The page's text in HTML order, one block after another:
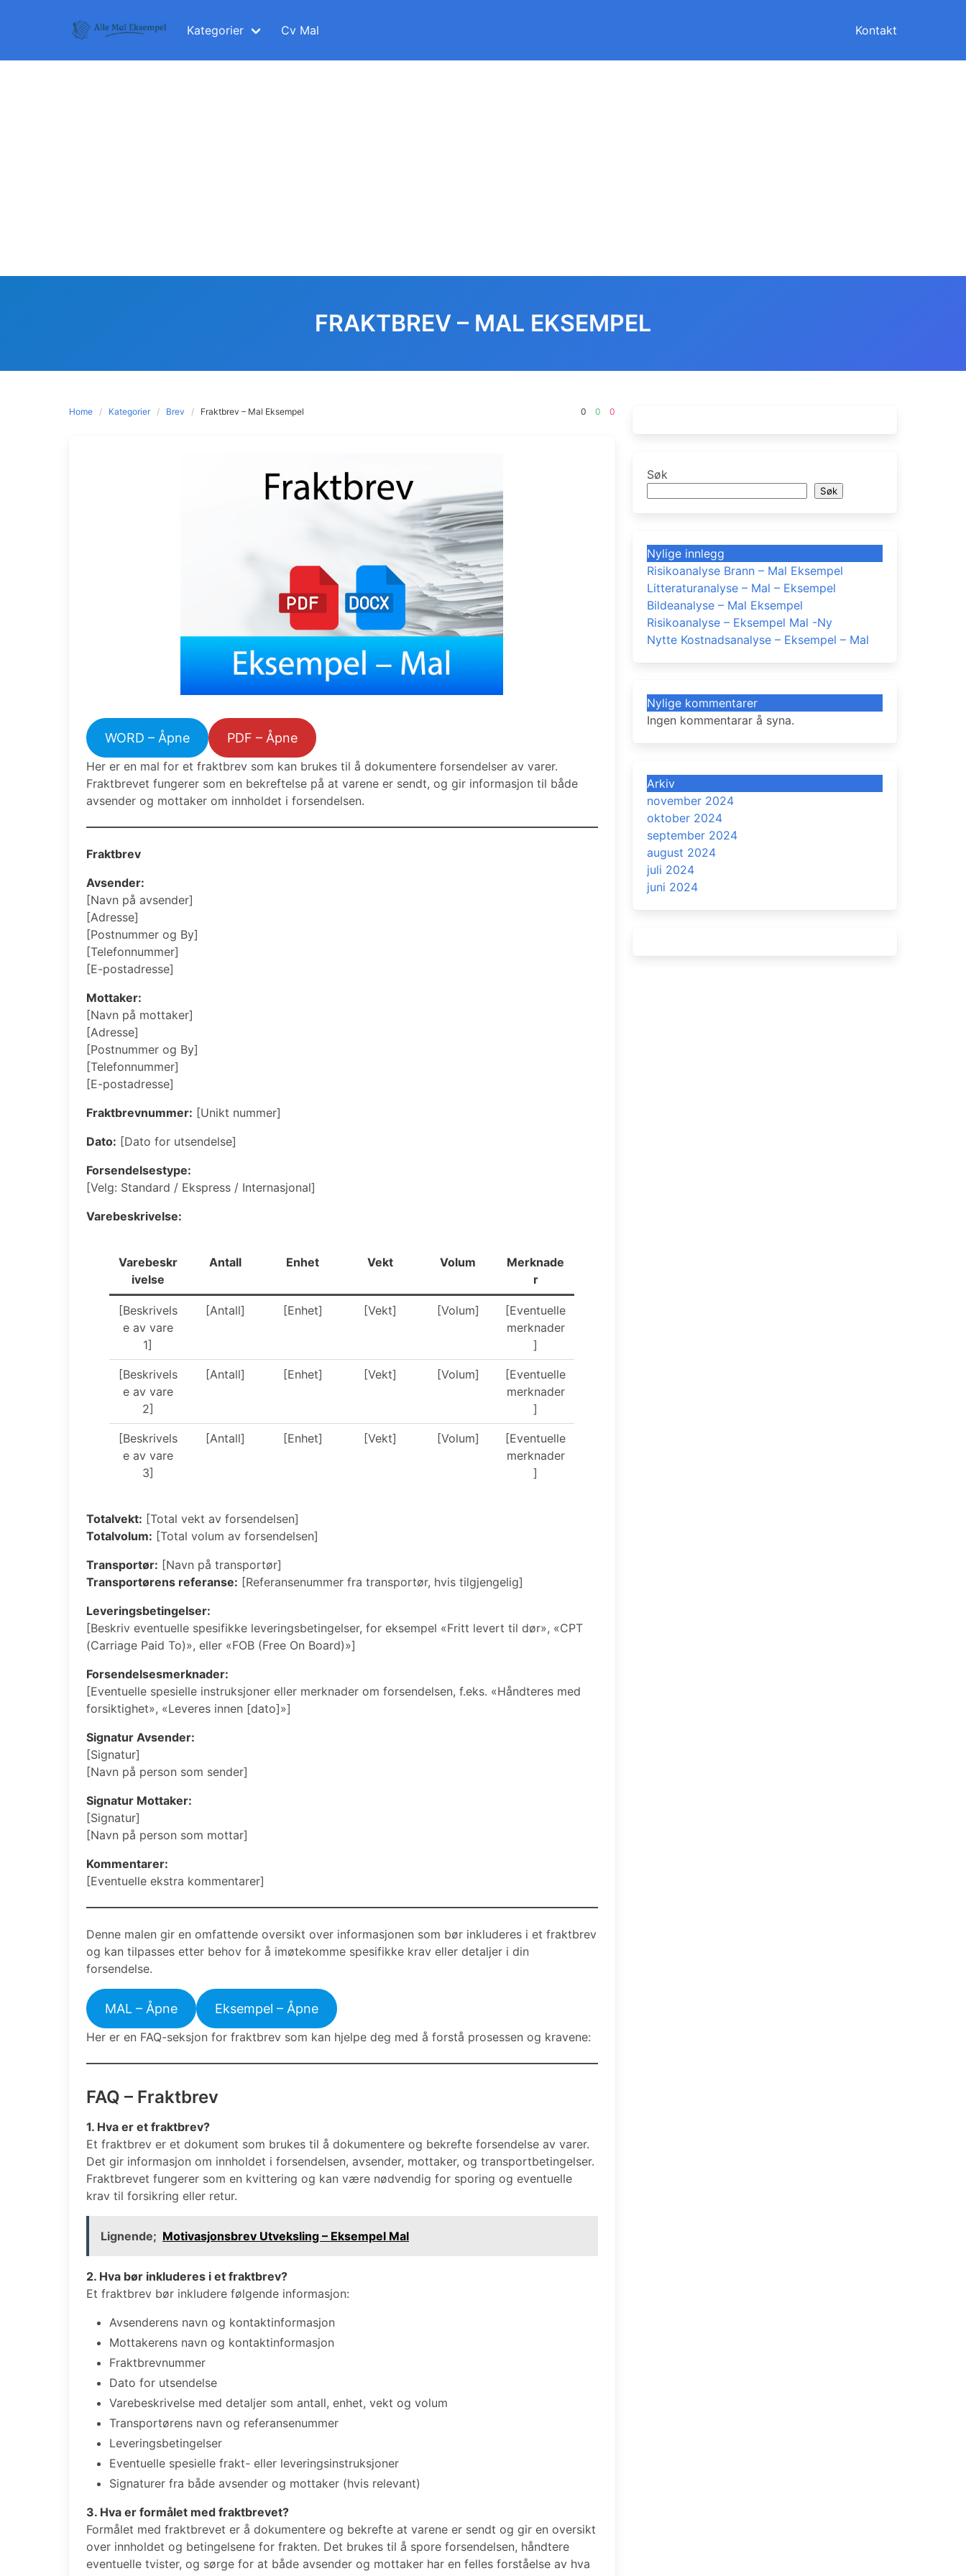
Kategorier Cv Mal Kontakt
FRAKTBREV – MAL EKSEMPEL
Home Kategorier Brev Fraktbrev – Mal Eksempel 0 0 0
WORD – Åpne PDF – Åpne
Her er en mal for et fraktbrev som kan brukes til å dokumentere forsendelser av varer.
Fraktbrevet fungerer som en bekreftelse på at varene er sendt, og gir informasjon til både
avsender og mottaker om innholdet i forsendelsen.
Fraktbrev
Avsender:
[Navn på avsender]
[Adresse]
[Postnummer og By]
[Telefonnummer]
[E-postadresse]
Mottaker:
[Navn på mottaker]
[Adresse]
[Postnummer og By]
[Telefonnummer]
[E-postadresse]
Fraktbrevnummer: [Unikt nummer]
Dato: [Dato for utsendelse]
Forsendelsestype:
[Velg: Standard / Ekspress / Internasjonal]
Varebeskrivelse:
Varebeskr
ivelse
Antall Enhet Vekt Volum
Merknade
r
[Beskrivels
e av vare
1]
[Antall] [Enhet] [Vekt] [Volum]
[Eventuelle
merknader
]
[Beskrivels
e av vare
2]
[Antall] [Enhet] [Vekt] [Volum]
[Eventuelle
merknader
]
[Beskrivels
e av vare
3]
[Antall] [Enhet] [Vekt] [Volum]
[Eventuelle
merknader
]
Totalvekt: [Total vekt av forsendelsen]
Totalvolum: [Total volum av forsendelsen]
Transportør: [Navn på transportør]
Transportørens referanse: [Referansenummer fra transportør, hvis tilgjengelig]
Leveringsbetingelser:
[Beskriv eventuelle spesifikke leveringsbetingelser, for eksempel «Fritt levert til dør», «CPT
(Carriage Paid To)», eller «FOB (Free On Board)»]
Forsendelsesmerknader:
[Eventuelle spesielle instruksjoner eller merknader om forsendelsen, f.eks. «Håndteres med
forsiktighet», «Leveres innen [dato]»]
Signatur Avsender:
[Signatur]
[Navn på person som sender]
Signatur Mottaker:
[Signatur]
[Navn på person som mottar]
Kommentarer:
[Eventuelle ekstra kommentarer]
Denne malen gir en omfattende oversikt over informasjonen som bør inkluderes i et fraktbrev
og kan tilpasses etter behov for å imøtekomme spesifikke krav eller detaljer i din
forsendelse.
MAL – Åpne Eksempel – Åpne
Her er en FAQ-seksjon for fraktbrev som kan hjelpe deg med å forstå prosessen og kravene:
FAQ – Fraktbrev
1. Hva er et fraktbrev?
Et fraktbrev er et dokument som brukes til å dokumentere og bekrefte forsendelse av varer.
Det gir informasjon om innholdet i forsendelsen, avsender, mottaker, og transportbetingelser.
Fraktbrevet fungerer som en kvittering og kan være nødvendig for sporing og eventuelle
krav til forsikring eller retur.
Lignende; Motivasjonsbrev Utveksling – Eksempel Mal
2. Hva bør inkluderes i et fraktbrev?
Et fraktbrev bør inkludere følgende informasjon:
Avsenderens navn og kontaktinformasjon
Mottakerens navn og kontaktinformasjon
Fraktbrevnummer
Dato for utsendelse
Varebeskrivelse med detaljer som antall, enhet, vekt og volum
Transportørens navn og referansenummer
Leveringsbetingelser
Eventuelle spesielle frakt- eller leveringsinstruksjoner
Signaturer fra både avsender og mottaker (hvis relevant)
3. Hva er formålet med fraktbrevet?
Formålet med fraktbrevet er å dokumentere og bekrefte at varene er sendt og gir en oversikt
over innholdet og betingelsene for frakten. Det brukes til å spore forsendelsen, håndtere
eventuelle tvister, og sørge for at både avsender og mottaker har en felles forståelse av hva
Søk
Søk
Nylige innlegg
Risikoanalyse Brann – Mal Eksempel
Litteraturanalyse – Mal – Eksempel
Bildeanalyse – Mal Eksempel
Risikoanalyse – Eksempel Mal -Ny
Nytte Kostnadsanalyse – Eksempel – Mal
Nylige kommentarer
Ingen kommentarar å syna.
Arkiv
november 2024
oktober 2024
september 2024
august 2024
juli 2024
juni 2024